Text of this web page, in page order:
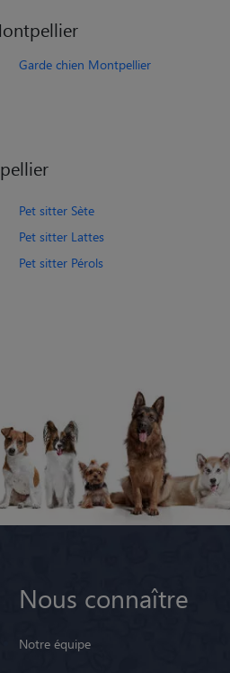
Garde chien Montpellier
Pet sitter Sète
Pet sitter Lattes
Pet sitter Pérols
Nous connaître
Notre équipe